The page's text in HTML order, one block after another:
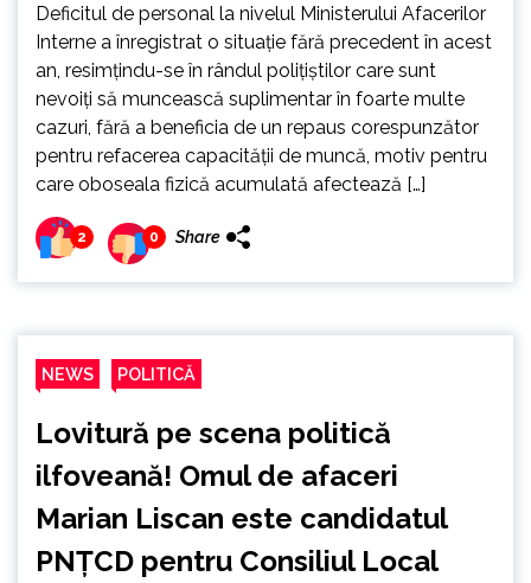
Deficitul de personal la nivelul Ministerului Afacerilor
Interne a înregistrat o situație fără precedent în acest
an, resimțindu-se în rândul polițiștilor care sunt
nevoiți să muncească suplimentar în foarte multe
cazuri, fără a beneficia de un repaus corespunzător
pentru refacerea capacității de muncă, motiv pentru
care oboseala fizică acumulată afectează […]
2 0 Share
NEWS POLITICĂ
Lovitură pe scena politică
ilfoveană! Omul de afaceri
Marian Liscan este candidatul
PNȚCD pentru Consiliul Local